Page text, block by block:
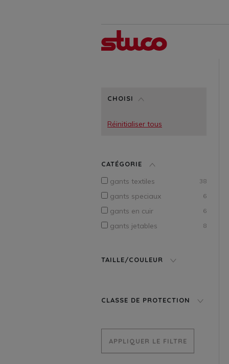
CHOISI
Réinitialiser tous
CATÉGORIE
gants textiles 38
gants speciaux 6
gants en cuir 6
gants jetables 8
TAILLE/COULEUR
CLASSE DE PROTECTION
APPLIQUER LE FILTRE